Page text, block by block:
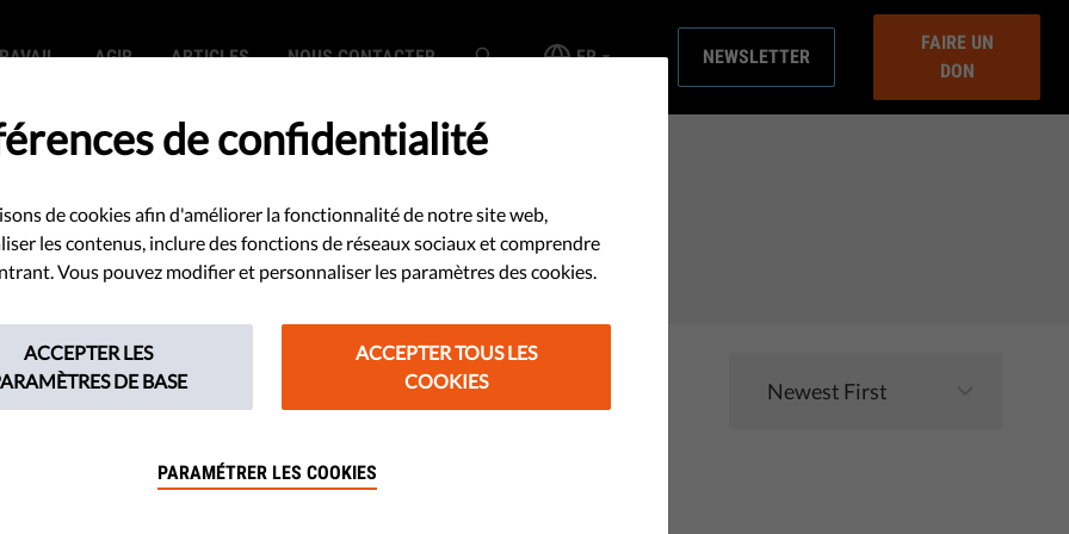
AGIR ARTICLES NOUS CONTACTER FR NEWSLETTER
FAIRE UN
DON
SEARCH
did not match any content.
de confidentialité
de cookies afin d'améliorer la fonctionnalité de notre site web,
les contenus, inclure des fonctions de réseaux sociaux et comprendre
Vous pouvez modifier et personnaliser les paramètres des cookies.
ACCEPTER LES
DE BASE
ACCEPTER TOUS LES
COOKIES
PARAMÉTRER LES COOKIES